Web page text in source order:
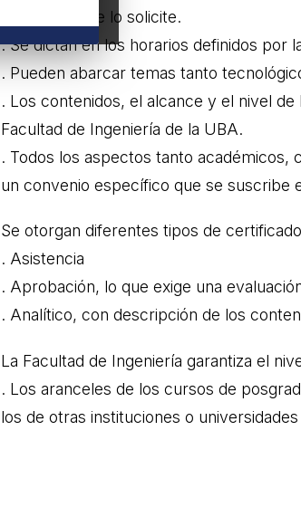
institución que lo solicite.
. Se dictan en los horarios definidos por
. Pueden abarcar temas tanto
. Los contenidos, el alcance y el nivel
Facultad de Ingeniería de la UBA.
. Todos los aspectos tanto
un convenio específico que se suscribe
Se otorgan diferentes tipos de
. Asistencia
. Aprobación, lo que exige una
. Analítico, con descripción de los
La Facultad de Ingeniería garantiza el
. Los aranceles de los cursos de
los de otras instituciones o